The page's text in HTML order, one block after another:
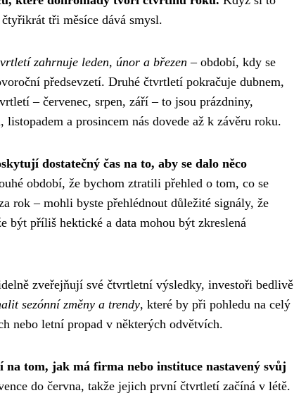
tři měsíce dává smysl.
zahrnuje leden, únor a březen – období, kdy se
předsevzetí. Druhé čtvrtletí pokračuje dubnem,
– červenec, srpen, září – to jsou prázdniny,
a prosincem nás dovede až k závěru roku.
dostatečný čas na to, aby se dalo něco
období, že bychom ztratili přehled o tom, co se
rok – mohli byste přehlédnout důležité signály, že
být příliš hektické a data mohou být zkreslená
zveřejňují své čtvrtletní výsledky, investoři bedlivě
sezónní změny a trendy, které by při pohledu na celý
nebo letní propad v některých odvětvích.
tom, jak má firma nebo instituce nastavený svůj
do června, takže jejich první čtvrtletí začíná v létě.